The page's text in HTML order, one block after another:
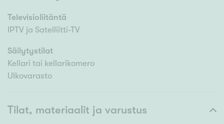
Televisioliitäntä
IPTV ja Satelliitti-TV
Säilytystilat
Kellari tai kellarikomero
Ulkovarasto
Tilat, materiaalit ja varustus